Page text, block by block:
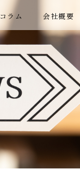
コラム 会社概要